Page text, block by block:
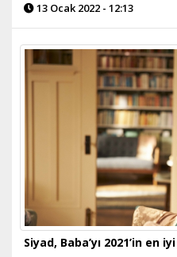
13 Ocak 2022 - 12:13
Siyad, Baba’yı 2021’in en